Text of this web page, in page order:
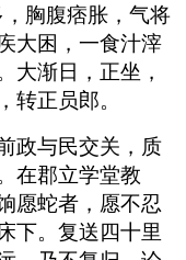
胸腹痞胀，气将
大困，一食汁滓
大渐日，正坐，
转正员郎。
政与民交关，质
在郡立学堂教
愿蛇者，愿不忍
下。复送四十里